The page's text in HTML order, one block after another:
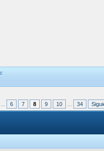
6 7 8 9 10 34